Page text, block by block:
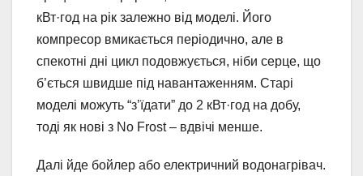
кВт·год на рік залежно від моделі. Його
компресор вмикається періодично, але в
спекотні дні цикл подовжується, ніби серце, що
б’ється швидше під навантаженням. Старі
моделі можуть “з’їдати” до 2 кВт·год на добу,
тоді як нові з No Frost – вдвічі менше.
Далі йде бойлер або електричний водонагрівач.